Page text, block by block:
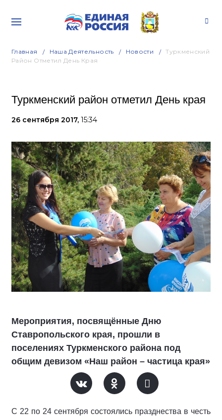
Главная Наша Деятельность Новости
Туркменский
Район Отметил День Края
Туркменский район отметил День края
26 сентября 2017, 15:34
Мероприятия, посвящённые Дню
Ставропольского края, прошли в
поселениях Туркменского района под
общим девизом «Наш район – частица края»
С 22 по 24 сентября состоялись празднества в честь